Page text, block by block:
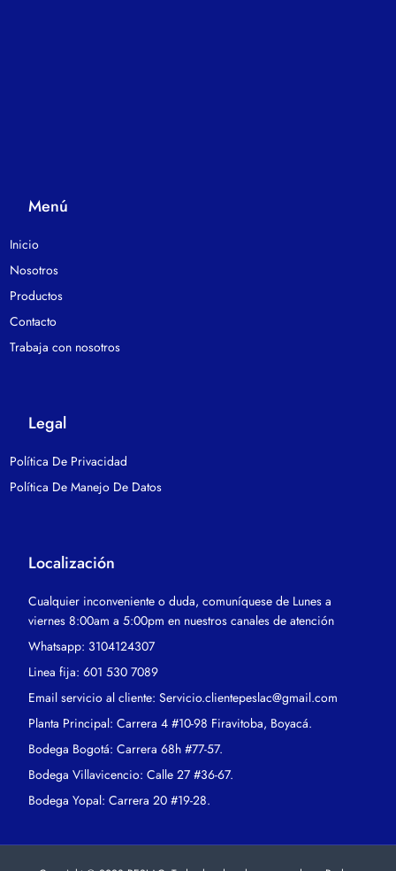
Menú
Inicio
Nosotros
Productos
Contacto
Trabaja con nosotros
Legal
Política De Privacidad
Política De Manejo De Datos
Localización
Cualquier inconveniente o duda, comuníquese de Lunes a
viernes 8:00am a 5:00pm en nuestros canales de atención
Whatsapp: 3104124307
Linea fija: 601 530 7089
Email servicio al cliente: Servicio.clientepeslac@gmail.com
Planta Principal: Carrera 4 #10-98 Firavitoba, Boyacá.
Bodega Bogotá: Carrera 68h #77-57.
Bodega Villavicencio: Calle 27 #36-67.
Bodega Yopal: Carrera 20 #19-28.